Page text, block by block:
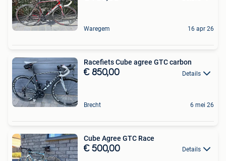
Waregem 16 apr 26
Racefiets Cube agree GTC carbon
€ 850,00 Details
Brecht 6 mei 26
Cube Agree GTC Race
€ 500,00 Details